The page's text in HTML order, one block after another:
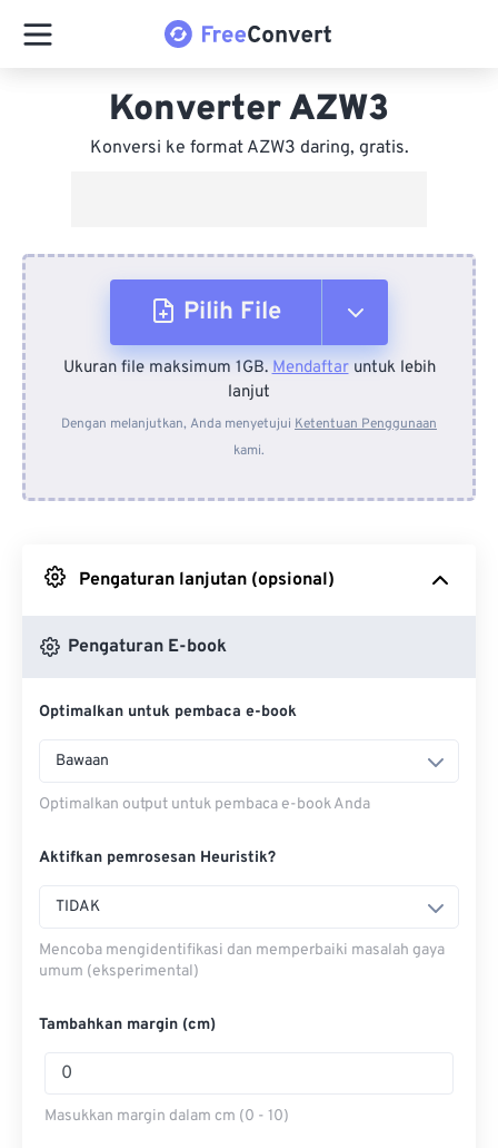
Konverter AZW3
Konversi ke format AZW3 daring, gratis.
Pilih File
Dari Perangkat
Dari Dropbox
Ukuran file maksimum 1GB.Mendaftaruntuk lebih
lanjut
Dengan melanjutkan, Anda menyetujui Ketentuan Penggunaan
kami.
Pengaturan lanjutan (opsional)
Pengaturan E-book
Optimalkan untuk pembaca e-book
Bawaan
Optimalkan output untuk pembaca e-book Anda
Aktifkan pemrosesan Heuristik?
TIDAK
Mencoba mengidentifikasi dan memperbaiki masalah gaya
umum (eksperimental)
Tambahkan margin (cm)
Masukkan margin dalam cm (0 - 10)